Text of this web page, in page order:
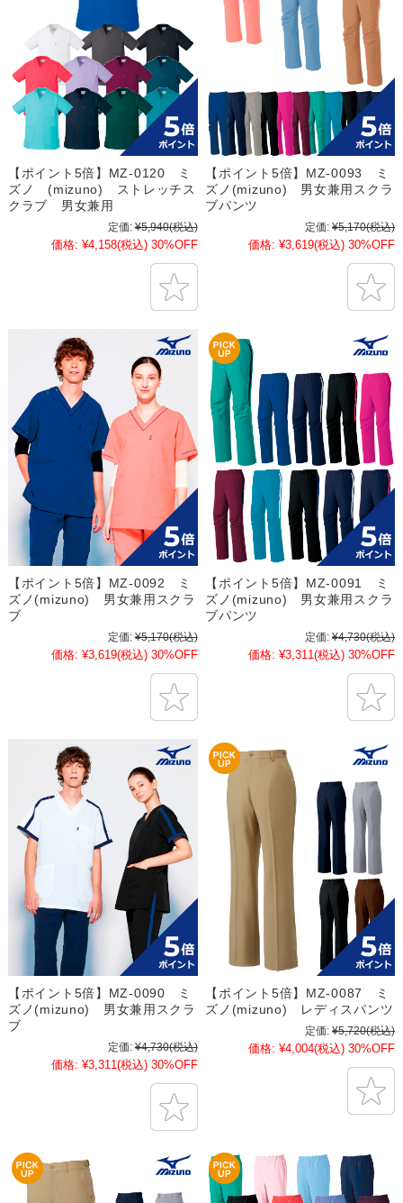
【ポイント5倍】MZ-0120 ミ
ズノ (mizuno) ストレッチス
クラブ 男女兼用
定価: ¥5,940(税込)
価格: ¥4,158(税込) 30%OFF
【ポイント5倍】MZ-0093 ミ
ズノ(mizuno) 男女兼用スクラ
ブパンツ
定価: ¥5,170(税込)
価格: ¥3,619(税込) 30%OFF
【ポイント5倍】MZ-0092 ミ
ズノ(mizuno) 男女兼用スクラ
ブ
定価: ¥5,170(税込)
価格: ¥3,619(税込) 30%OFF
【ポイント5倍】MZ-0091 ミ
ズノ(mizuno) 男女兼用スクラ
ブパンツ
定価: ¥4,730(税込)
価格: ¥3,311(税込) 30%OFF
【ポイント5倍】MZ-0090 ミ
ズノ(mizuno) 男女兼用スクラ
ブ
定価: ¥4,730(税込)
価格: ¥3,311(税込) 30%OFF
【ポイント5倍】MZ-0087 ミ
ズノ(mizuno) レディスパンツ
定価: ¥5,720(税込)
価格: ¥4,004(税込) 30%OFF